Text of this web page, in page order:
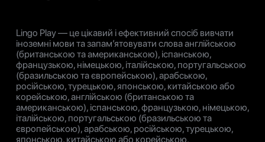
Lingo Play — це цікавий і ефективний спосіб вивчати
іноземні мови та запам’ятовувати слова англійською
(британською та американською), іспанською,
французькою, німецькою, італійською, португальською
(бразильською та європейською), арабською,
російською, турецькою, японською, китайською або
корейською, англійською (британською та
американською), іспанською, французькою, німецькою,
італійською, португальською (бразильською та
європейською), арабською, російською, турецькою,
японською, китайською або корейською.